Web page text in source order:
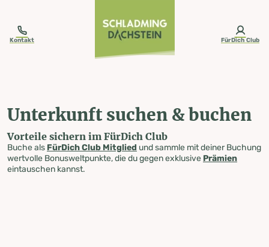
Kontakt FürDich Club
Unterkunft suchen & buchen
Vorteile sichern im FürDich Club
Buche als FürDich Club Mitglied und sammle mit deiner Buchung
wertvolle Bonusweltpunkte, die du gegen exklusive Prämien
eintauschen kannst.